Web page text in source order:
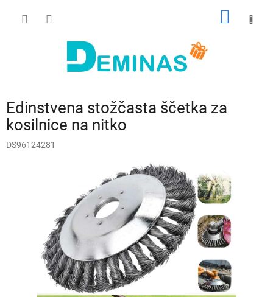
Edinstvena stožčasta ščetka za
kosilnice na nitko
DS96124281